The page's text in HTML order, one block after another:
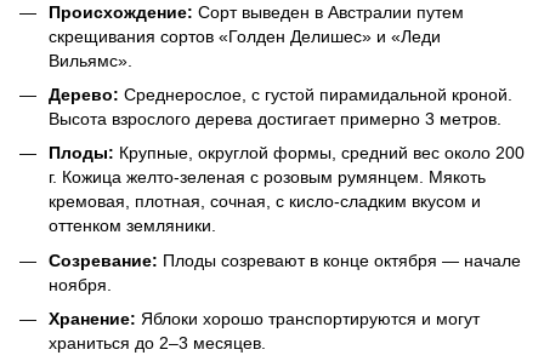
Происхождение: Сорт выведен в Австралии путем
скрещивания сортов «Голден Делишес» и «Леди
Вильямс».
Дерево: Среднерослое, с густой пирамидальной кроной.
Высота взрослого дерева достигает примерно 3 метров.
Плоды: Крупные, округлой формы, средний вес около 200
г. Кожица желто-зеленая с розовым румянцем. Мякоть
кремовая, плотная, сочная, с кисло-сладким вкусом и
оттенком земляники.
Созревание: Плоды созревают в конце октября — начале
ноября.
Хранение: Яблоки хорошо транспортируются и могут
храниться до 2–3 месяцев.